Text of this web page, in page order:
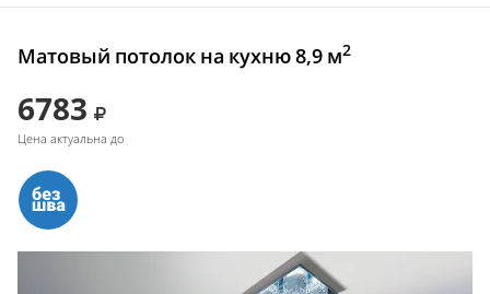
Матовый потолок на кухню 8,9 м2
6783
Цена актуальна до